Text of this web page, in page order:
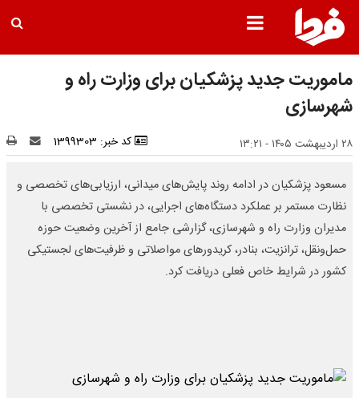
ماموریت جدید پزشکیان برای وزارت راه و
شهرسازی
۲۸ اردیبهشت ۱۴۰۵ - ۱۳:۲۱ کد خبر: 1399303
مسعود پزشکیان در ادامه روند پایش‌های میدانی، ارزیابی‌های تخصصی و
نظارت مستمر بر عملکرد دستگاه‌های اجرایی، در نشستی تخصصی با
مدیران وزارت راه و شهرسازی، گزارشی جامع از آخرین وضعیت حوزه
حمل‌ونقل، ترانزیت، بنادر، کریدورهای مواصلاتی و ظرفیت‌های لجستیکی
کشور در شرایط خاص فعلی دریافت کرد.